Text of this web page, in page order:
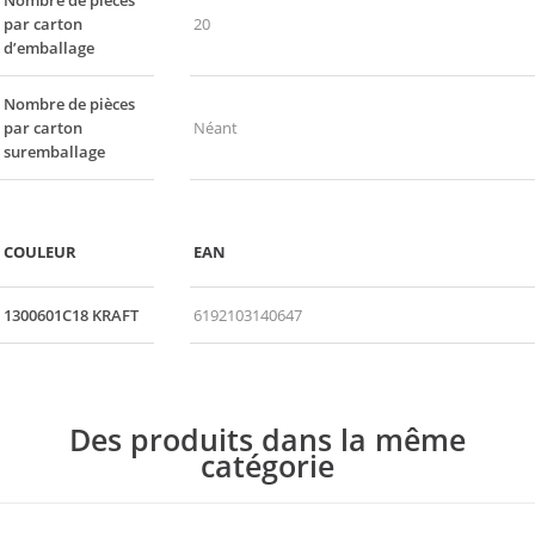
par carton
d’emballage
20
Nombre de pièces
par carton
suremballage
Néant
COULEUR EAN
1300601C18 KRAFT 6192103140647
Des produits dans la même
catégorie